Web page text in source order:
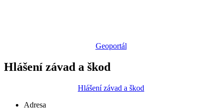
Geoportál
Hlášení závad a škod
Hlášení závad a škod
Adresa